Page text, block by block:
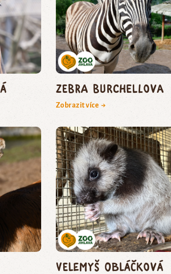
zebra Burchellova
Zobrazit více →
velemyš obláčková